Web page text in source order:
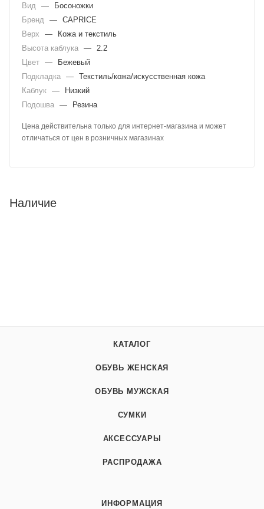
Вид
—
Босоножки
Бренд
— CAPRICE
Верх
—
Кожа и текстиль
Высота каблука —
2.2
Цвет —
Бежевый
Подкладка — Текстиль/кожа/искусственная кожа
Каблук —
Низкий
Подошва — Резина
Цена действительна только для интернет-магазина и может
отличаться от цен в розничных магазинах
Наличие
КАТАЛОГ
ОБУВЬ ЖЕНСКАЯ
ОБУВЬ МУЖСКАЯ
СУМКИ
АКСЕССУАРЫ
РАСПРОДАЖА
ИНФОРМАЦИЯ